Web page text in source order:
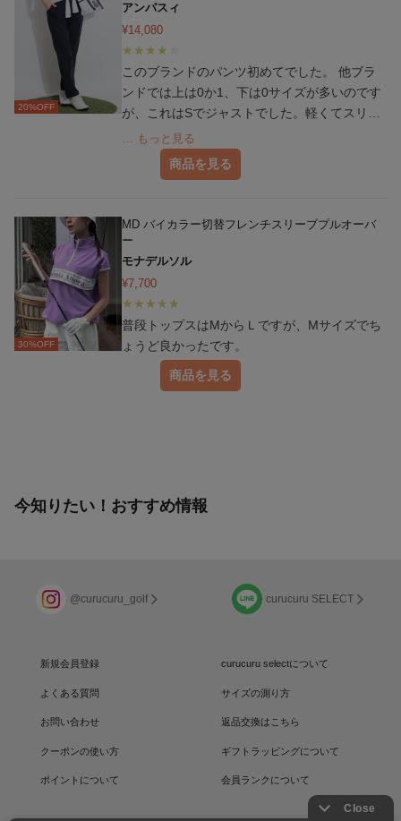
20%OFF
アンパスィ
¥14,080
このブランドのパンツ初めてでした。 他ブラ
ンドでは上は0か1、下は0サイズが多いのです
が、これはSでジャストでした。軽くてスリム
に見えるからとても気に入ってます。お天気不
安な日に着用しようと思っていますが、暑い日
でも活躍しそう。楽しみです。
… もっと見る
商品を見る
30%OFF
MD バイカラー切替フレンチスリーブプルオーバ
ー
モナデルソル
¥7,700
普段トップスはMからＬですが、Mサイズでち
ょうど良かったです。
商品を見る
今知りたい！おすすめ情報
@curucuru_golf curucuru SELECT
新規会員登録 curucuru selectについて
よくある質問 サイズの測り方
お問い合わせ 返品交換はこちら
クーポンの使い方 ギフトラッピングについて
ポイントについて 会員ランクについて